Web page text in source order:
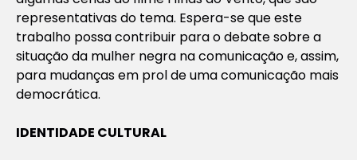
representativas do tema. Espera-se que este
trabalho possa contribuir para o debate sobre a
situação da mulher negra na comunicação e, assim,
para mudanças em prol de uma comunicação mais
democrática.
IDENTIDADE CULTURAL